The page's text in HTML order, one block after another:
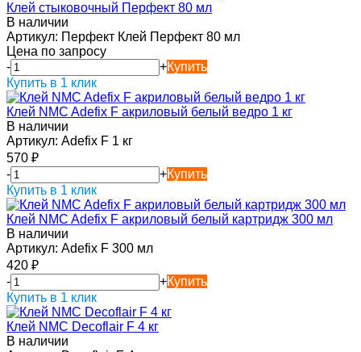
Клей стыковочный Перфект 80 мл
В наличии
Артикул: Перфект Клей Перфект 80 мл
Цена по запросу
-
+Купить
Купить в 1 клик
Клей NMC Adefix F акриловый белый ведро 1 кг
В наличии
Артикул: Adefix F 1 кг
570 ₽
-
+Купить
Купить в 1 клик
Клей NMC Adefix F акриловый белый картридж 300 мл
В наличии
Артикул: Adefix F 300 мл
420 ₽
-
+Купить
Купить в 1 клик
Клей NMC Decoflair F 4 кг
В наличии